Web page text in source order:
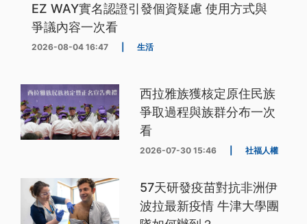
EZ WAY實名認證引發個資疑慮 使用方式與
爭議內容一次看
2026-08-04 16:47 生活
西拉雅族獲核定原住民族
爭取過程與族群分布一次
看
2026-07-30 15:46 社福人權
57天研發疫苗對抗非洲伊
波拉最新疫情 牛津大學團